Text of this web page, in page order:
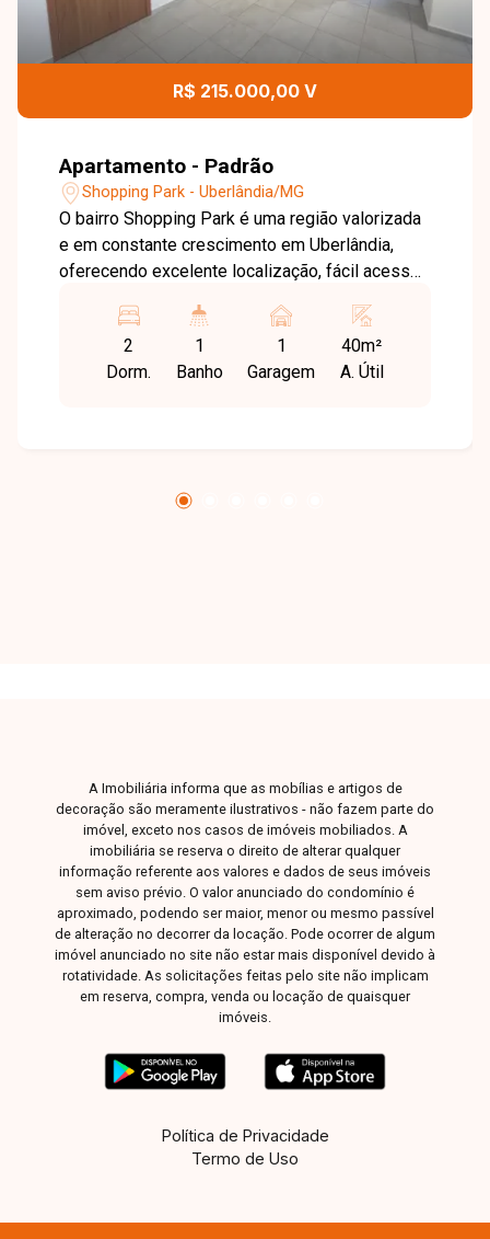
R$ 215.000,00 V
Apartamento - Padrão
Shopping Park - Uberlândia/MG
O bairro Shopping Park é uma região valorizada
e em constante crescimento em Uberlândia,
oferecendo excelente localização, fácil acesso
opções de lazer. A infraestrutura do bairro
proporciona praticidade e qualidade de vida para
toda a família. Apartamento com sala ampla,
andar alto com elevador. Entre os diferenciais,
2
Dorm.
1
Banho
1
Garagem
40m²
A. Útil
A Imobiliária informa que as mobílias e artigos de
decoração são meramente ilustrativos - não fazem parte do
imóvel, exceto nos casos de imóveis mobiliados. A
imobiliária se reserva o direito de alterar qualquer
informação referente aos valores e dados de seus imóveis
sem aviso prévio. O valor anunciado do condomínio é
aproximado, podendo ser maior, menor ou mesmo passível
de alteração no decorrer da locação. Pode ocorrer de algum
imóvel anunciado no site não estar mais disponível devido à
rotatividade. As solicitações feitas pelo site não implicam
em reserva, compra, venda ou locação de quaisquer
imóveis.
Política de Privacidade
Termo de Uso